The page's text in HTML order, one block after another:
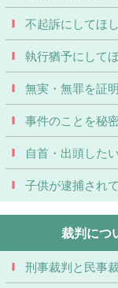
不起訴にしてほ
執行猶予にして
無実・無罪を証
事件のことを秘
自首・出頭したい
子供が逮捕され
裁判につ
刑事裁判と民事